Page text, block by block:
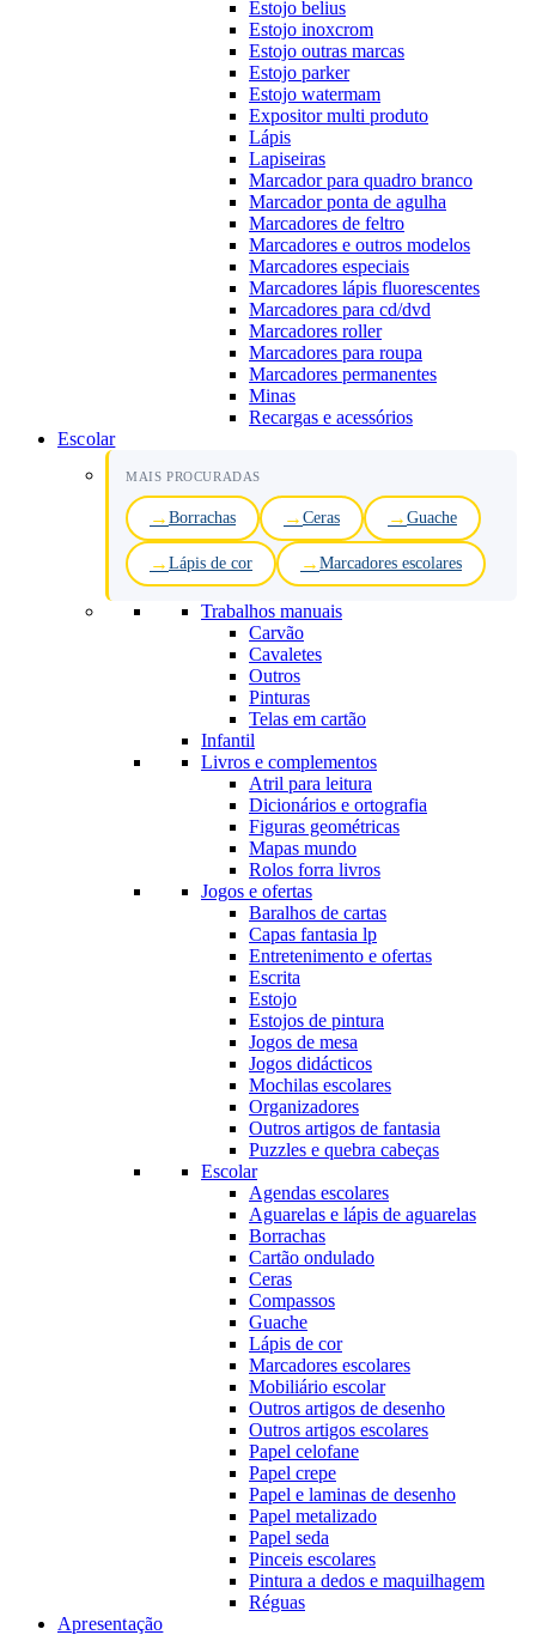
Estojo belius
Estojo inoxcrom
Estojo outras marcas
Estojo parker
Estojo watermam
Expositor multi produto
Lápis
Lapiseiras
Marcador para quadro branco
Marcador ponta de agulha
Marcadores de feltro
Marcadores e outros modelos
Marcadores especiais
Marcadores lápis fluorescentes
Marcadores para cd/dvd
Marcadores roller
Marcadores para roupa
Marcadores permanentes
Minas
Recargas e acessórios
Escolar
MAIS PROCURADAS
Borrachas Ceras Guache
Lápis de cor Marcadores escolares
Trabalhos manuais
Carvão
Cavaletes
Outros
Pinturas
Telas em cartão
Infantil
Livros e complementos
Atril para leitura
Dicionários e ortografia
Figuras geométricas
Mapas mundo
Rolos forra livros
Jogos e ofertas
Baralhos de cartas
Capas fantasia lp
Entretenimento e ofertas
Escrita
Estojo
Estojos de pintura
Jogos de mesa
Jogos didácticos
Mochilas escolares
Organizadores
Outros artigos de fantasia
Puzzles e quebra cabeças
Escolar
Agendas escolares
Aguarelas e lápis de aguarelas
Borrachas
Cartão ondulado
Ceras
Compassos
Guache
Lápis de cor
Marcadores escolares
Mobiliário escolar
Outros artigos de desenho
Outros artigos escolares
Papel celofane
Papel crepe
Papel e laminas de desenho
Papel metalizado
Papel seda
Pinceis escolares
Pintura a dedos e maquilhagem
Réguas
Apresentação